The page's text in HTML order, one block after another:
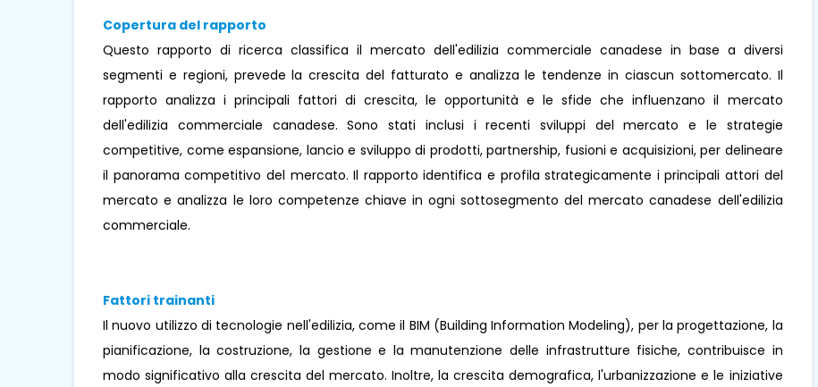
Copertura del rapporto
Questo rapporto di ricerca classifica il mercato dell'edilizia commerciale canadese in base a diversi
segmenti e regioni, prevede la crescita del fatturato e analizza le tendenze in ciascun sottomercato. Il
rapporto analizza i principali fattori di crescita, le opportunità e le sfide che influenzano il mercato
dell'edilizia commerciale canadese. Sono stati inclusi i recenti sviluppi del mercato e le strategie
competitive, come espansione, lancio e sviluppo di prodotti, partnership, fusioni e acquisizioni, per delineare
il panorama competitivo del mercato. Il rapporto identifica e profila strategicamente i principali attori del
mercato e analizza le loro competenze chiave in ogni sottosegmento del mercato canadese dell'edilizia
commerciale.
Fattori trainanti
Il nuovo utilizzo di tecnologie nell'edilizia, come il BIM (Building Information Modeling), per la progettazione, la
pianificazione, la costruzione, la gestione e la manutenzione delle infrastrutture fisiche, contribuisce in
modo significativo alla crescita del mercato. Inoltre, la crescita demografica, l'urbanizzazione e le iniziative